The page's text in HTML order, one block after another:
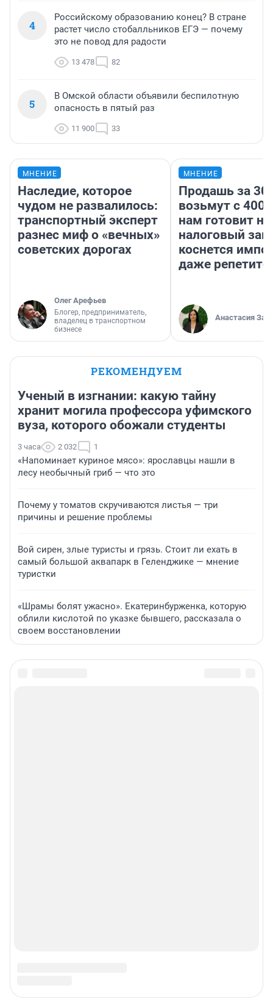
4
Российскому образованию конец? В стране
растет число стобалльников ЕГЭ — почему
это не повод для радости
13 478 82
5
В Омской области объявили беспилотную
опасность в пятый раз
11 900 33
МНЕНИЕ
Наследие, которое
чудом не развалилось:
транспортный эксперт
разнес миф о «вечных»
советских дорогах
Олег Арефьев
Блогер, предприниматель,
владелец в транспортном
бизнесе
МНЕНИЕ
Продашь за
возьмут с
нам готовит
налоговый
коснется
даже
Анастасия
РЕКОМЕНДУЕМ
Ученый в изгнании: какую тайну
хранит могила профессора уфимского
вуза, которого обожали студенты
3 часа 2 032 1
«Напоминает куриное мясо»: ярославцы нашли в
лесу необычный гриб — что это
Почему у томатов скручиваются листья — три
причины и решение проблемы
Вой сирен, злые туристы и грязь. Стоит ли ехать в
самый большой аквапарк в Геленджике — мнение
туристки
«Шрамы болят ужасно». Екатеринбурженка, которую
облили кислотой по указке бывшего, рассказала о
своем восстановлении